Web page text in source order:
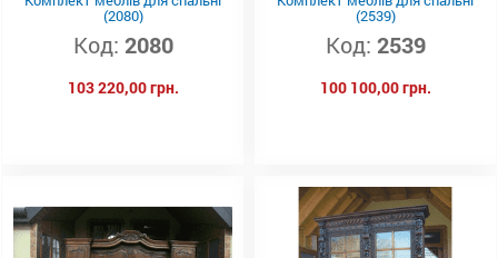
(2080)
Код: 2080
103 220,00 грн.
(2539)
Код: 2539
100 100,00 грн.